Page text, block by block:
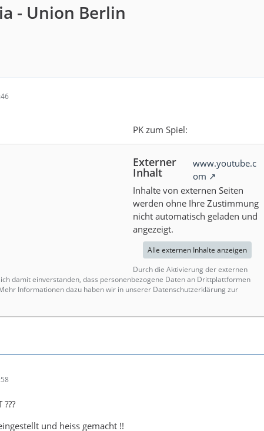
- Union Berlin
PK zum Spiel:
Externer
Inhalt
www.youtube.c
om
Inhalte von externen Seiten
werden ohne Ihre Zustimmung
nicht automatisch geladen und
angezeigt.
Alle externen Inhalte anzeigen
Durch die Aktivierung der externen
damit einverstanden, dass personenbezogene Daten an Drittplattformen
Informationen dazu haben wir in unserer Datenschutzerklärung zur
und heiss gemacht !!